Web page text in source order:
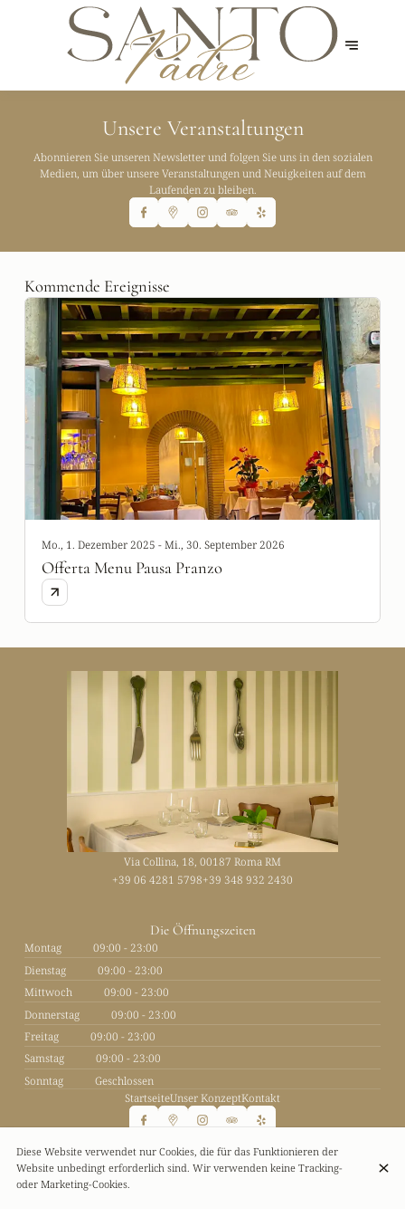
Unsere Veranstaltungen
Abonnieren Sie unseren Newsletter und folgen Sie uns in den sozialen
Medien, um über unsere Veranstaltungen und Neuigkeiten auf dem
Laufenden zu bleiben.
Kommende Ereignisse
Mo., 1. Dezember 2025 - Mi., 30. September 2026
Offerta Menu Pausa Pranzo
Via Collina, 18, 00187 Roma RM
+39 06 4281 5798+39 348 932 2430
Die Öffnungszeiten
Montag
09:00 - 23:00
Dienstag
09:00 - 23:00
Mittwoch
09:00 - 23:00
Donnerstag
09:00 - 23:00
Freitag
09:00 - 23:00
Samstag
09:00 - 23:00
Sonntag
Geschlossen
StartseiteUnser KonzeptKontakt
© Antica Trattoria Santo Padre 2026
Rechtlicher Hinweis
Diese Website verwendet nur Cookies, die für das Funktionieren der
Website unbedingt erforderlich sind. Wir verwenden keine Tracking-
oder Marketing-Cookies.